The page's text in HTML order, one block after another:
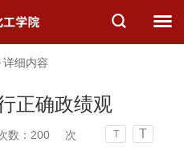
详细内容
正确政绩观
数： 200 次 T T